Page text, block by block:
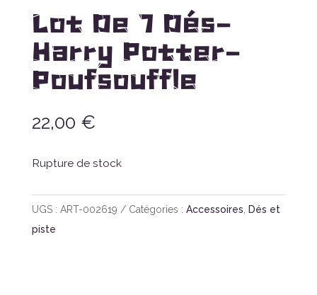
Lot De 7 Dés-
Harry Potter-
Poufsouffle
22,00 €
Rupture de stock
UGS : ART-002619 Catégories : Accessoires, Dés et
piste